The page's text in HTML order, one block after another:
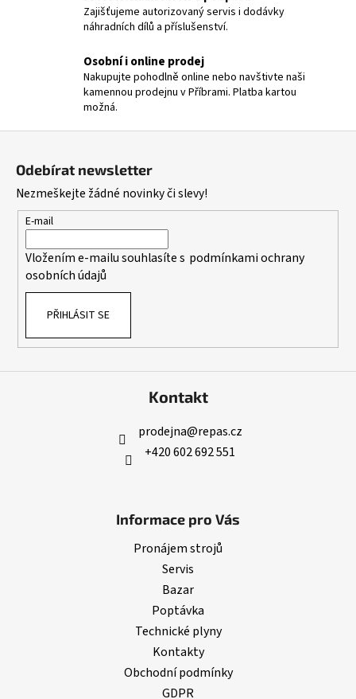
í
p
v
k
y
ý
s
u
Zajišťujeme autorizovaný servis i dodávky
náhradních dílů a příslušenství.
Osobní i online prodej
Nakupujte pohodlně online nebo navštivte naši
kamennou prodejnu v Příbrami. Platba kartou
možná.
Odebírat newsletter
Nezmeškejte žádné novinky či slevy!
E-mail
Vložením e-mailu souhlasíte s podmínkami ochrany
osobních údajů
PŘIHLÁSIT SE
Kontakt
prodejna@repas.cz
+420 602 692 551
Informace pro Vás
Pronájem strojů
Servis
Bazar
Poptávka
Technické plyny
Kontakty
Obchodní podmínky
GDPR